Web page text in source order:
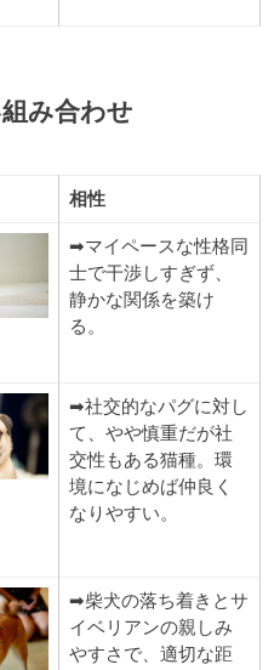
み合わせ
相性
➡マイペースな性格同
士で干渉しすぎず、
静かな関係を築け
る。
➡社交的なパグに対し
て、やや慎重だが社
交性もある猫種。環
境になじめば仲良く
なりやすい。
➡柴犬の落ち着きとサ
イベリアンの親しみ
やすさで、適切な距